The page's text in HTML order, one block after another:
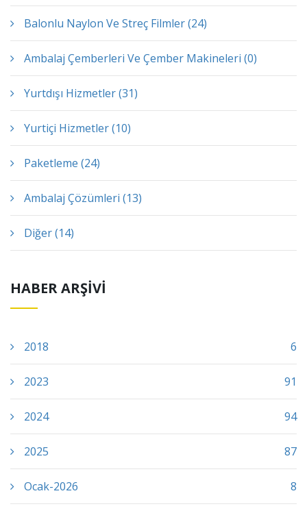
Balonlu Naylon Ve Streç Filmler (24)
Ambalaj Çemberleri Ve Çember Makineleri (0)
Yurtdışı Hizmetler (31)
Yurtiçi Hizmetler (10)
Paketleme (24)
Ambalaj Çözümleri (13)
Diğer (14)
HABER ARŞİVİ
2018 6
2023 91
2024 94
2025 87
Ocak-2026 8